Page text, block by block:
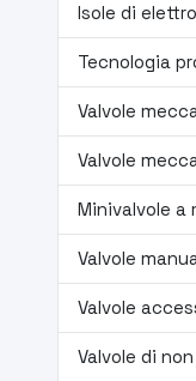
Isole di
Tecnologia
Valvole
Valvole
Minivalvole a
Valvole
Valvole
Valvole di